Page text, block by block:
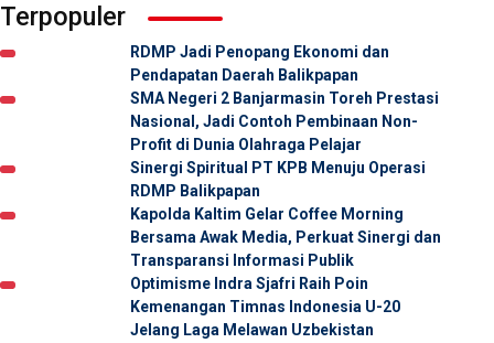
Terpopuler
RDMP Jadi Penopang Ekonomi dan
Pendapatan Daerah Balikpapan
SMA Negeri 2 Banjarmasin Toreh Prestasi
Nasional, Jadi Contoh Pembinaan Non-
Profit di Dunia Olahraga Pelajar
Sinergi Spiritual PT KPB Menuju Operasi
RDMP Balikpapan
Kapolda Kaltim Gelar Coffee Morning
Bersama Awak Media, Perkuat Sinergi dan
Transparansi Informasi Publik
Optimisme Indra Sjafri Raih Poin
Kemenangan Timnas Indonesia U-20
Jelang Laga Melawan Uzbekistan